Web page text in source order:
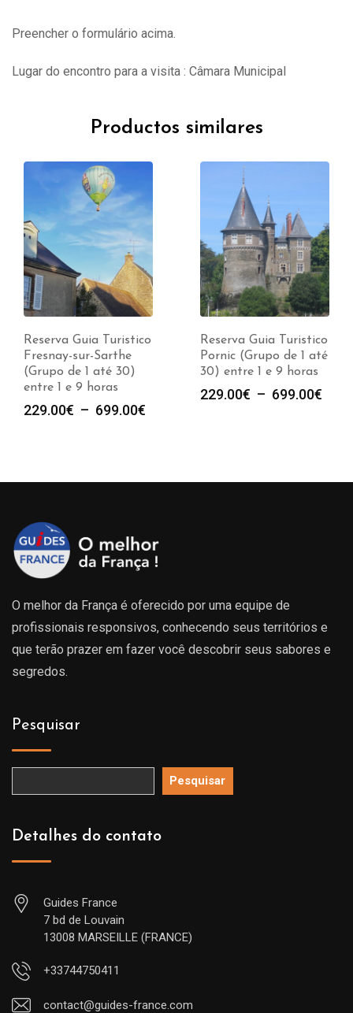
Preencher o formulário acima.
Lugar do encontro para a visita : Câmara Municipal
Productos similares
Reserva Guia Turistico
Fresnay-sur-Sarthe
(Grupo de 1 até 30)
entre 1 e 9 horas
229.00€ – 699.00€
à
Reserva Guia Turistico
Pornic (Grupo de 1 até
30) entre 1 e 9 horas
229.00€ – 699.00€
O melhor da França é oferecido por uma equipe de
profissionais responsivos, conhecendo seus territórios e
que terão prazer em fazer você descobrir seus sabores e
segredos.
Pesquisar
Pesquisar
Detalhes do contato
Guides France
7 bd de Louvain
13008 MARSEILLE (FRANCE)
+33744750411
contact@guides-france.com